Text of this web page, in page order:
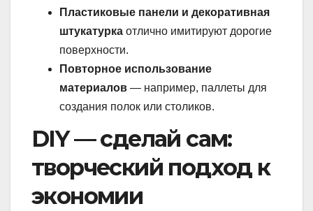
Пластиковые панели и декоративная
штукатурка отлично имитируют дорогие
поверхности.
Повторное использование
материалов — например, паллеты для
создания полок или столиков.
DIY — сделай сам:
творческий подход к
экономии